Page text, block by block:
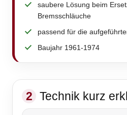
saubere Lösung beim
Bremsschläuche
passend für die
Baujahr 1961-1974
2 Technik kurz